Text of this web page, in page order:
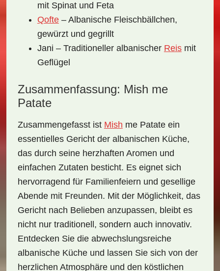
mit Spinat und Feta
Qofte– Albanische Fleischbällchen,
gewürzt und gegrillt
Jani – Traditioneller albanischer Reismit
Geflügel
Zusammenfassung: Mish me
Patate
Zusammengefasst ist Mish me Patateein
essentielles Gericht der albanischen Küche,
das durch seine herzhaften Aromen und
einfachen Zutaten besticht. Es eignet sich
hervorragend für Familienfeiern und gesellige
Abende mit Freunden. Mit der Möglichkeit, das
Gericht nach Belieben anzupassen, bleibt es
nicht nur traditionell, sondern auch innovativ.
Entdecken Sie die abwechslungsreiche
albanische Küche und lassen Sie sich von der
herzlichen Atmosphäre und den köstlichen